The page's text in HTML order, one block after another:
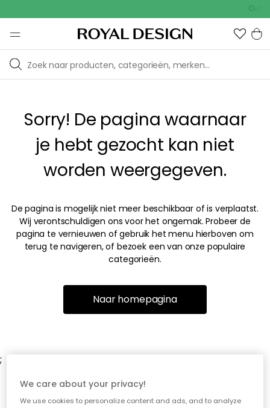
Sorry! De pagina waarnaar
je hebt gezocht kan niet
worden weergegeven.
De pagina is mogelijk niet meer beschikbaar of is verplaatst.
Wij verontschuldigen ons voor het ongemak. Probeer de
pagina te vernieuwen of gebruik het menu hierboven om
terug te navigeren, of bezoek een van onze populaire
categorieën.
Naar homepagina
;
We care about your privacy!
We use cookies to personalize content and ads, and to analyze